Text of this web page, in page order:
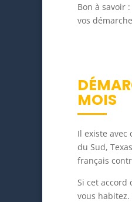
Bon à savoir
vos
MOIS
Il existe avec
du Sud,
français
Si cet accord
vous